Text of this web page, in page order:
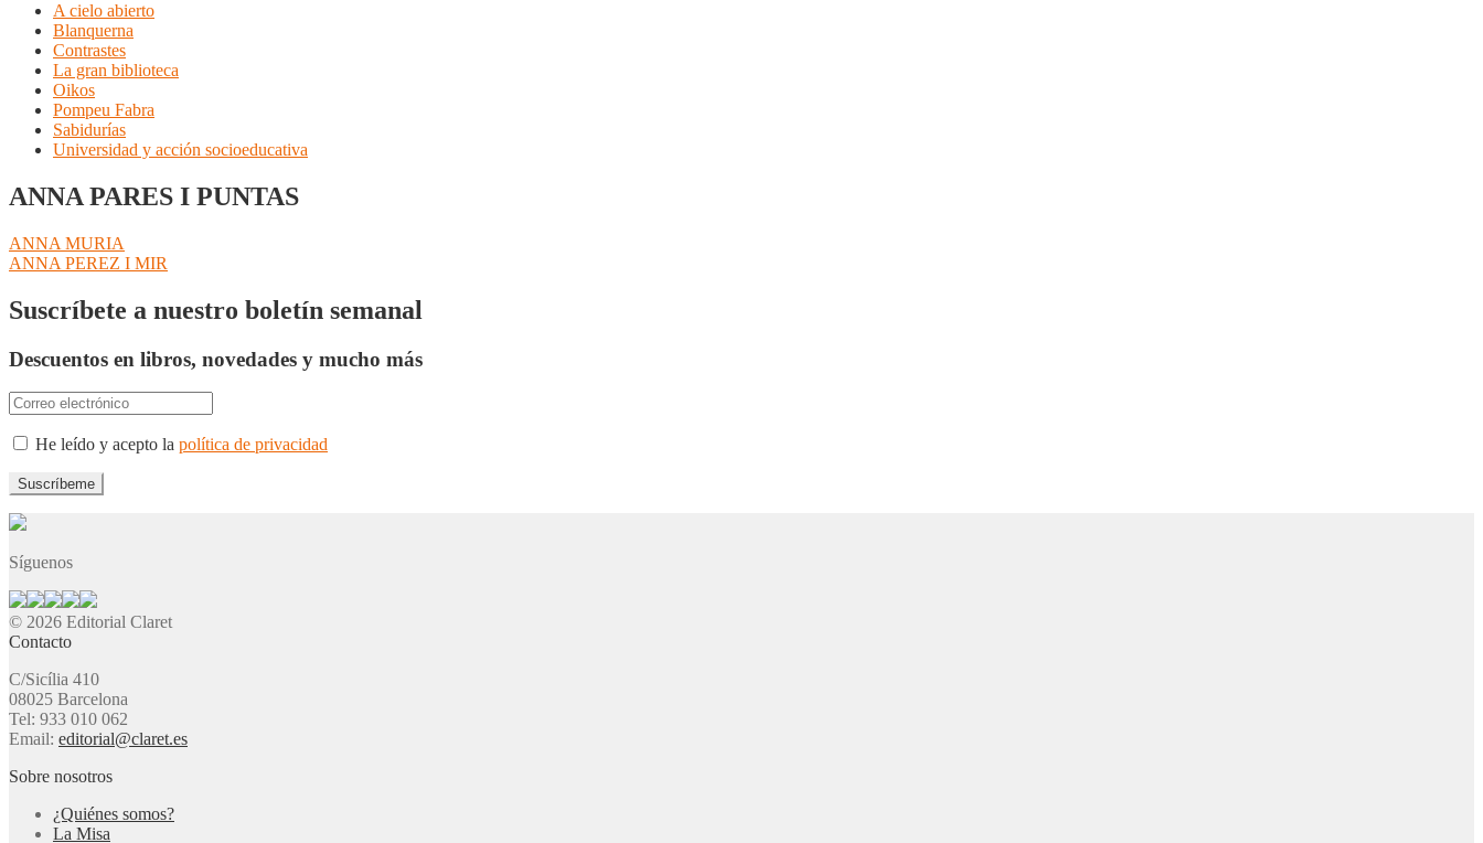
A cielo abierto
Blanquerna
Contrastes
La gran biblioteca
Oikos
Pompeu Fabra
Sabidurías
Universidad y acción socioeducativa
ANNA PARES I PUNTAS
Navegación
de
entradas
Anterior:
ANNA MURIA
Siguiente:
ANNA PEREZ I MIR
Suscríbete a nuestro boletín semanal
Descuentos en libros, novedades y mucho más
He leído y acepto la política de privacidad
Síguenos
© 2026 Editorial Claret
Contacto
C/Sicília 410
08025 Barcelona
Tel: 933 010 062
Email: editorial@claret.es
Sobre nosotros
¿Quiénes somos?
La Misa